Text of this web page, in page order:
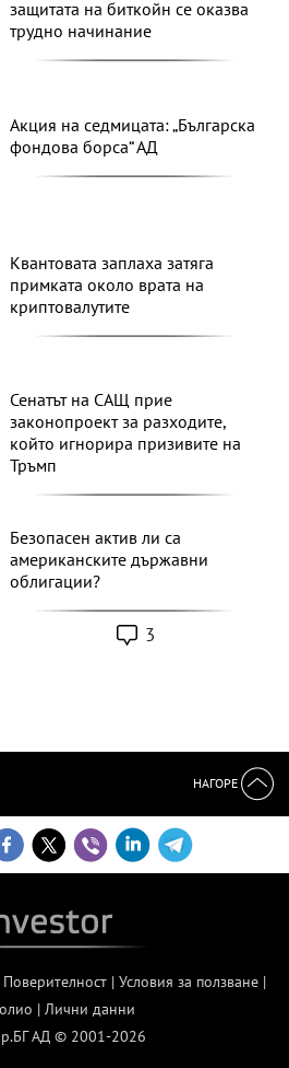
защитата на биткойн се оказва
трудно начинание
Акция на седмицата: „Българска
фондова борса“ АД
Квантовата заплаха затяга
примката около врата на
криптовалутите
Сенатът на САЩ прие
законопроект за разходите,
който игнорира призивите на
Тръмп
Безопасен актив ли са
американските държавни
облигации?
3
НАГОРЕ
Поверителност| Условия за ползване|
| Лични данни
АД © 2001-2026